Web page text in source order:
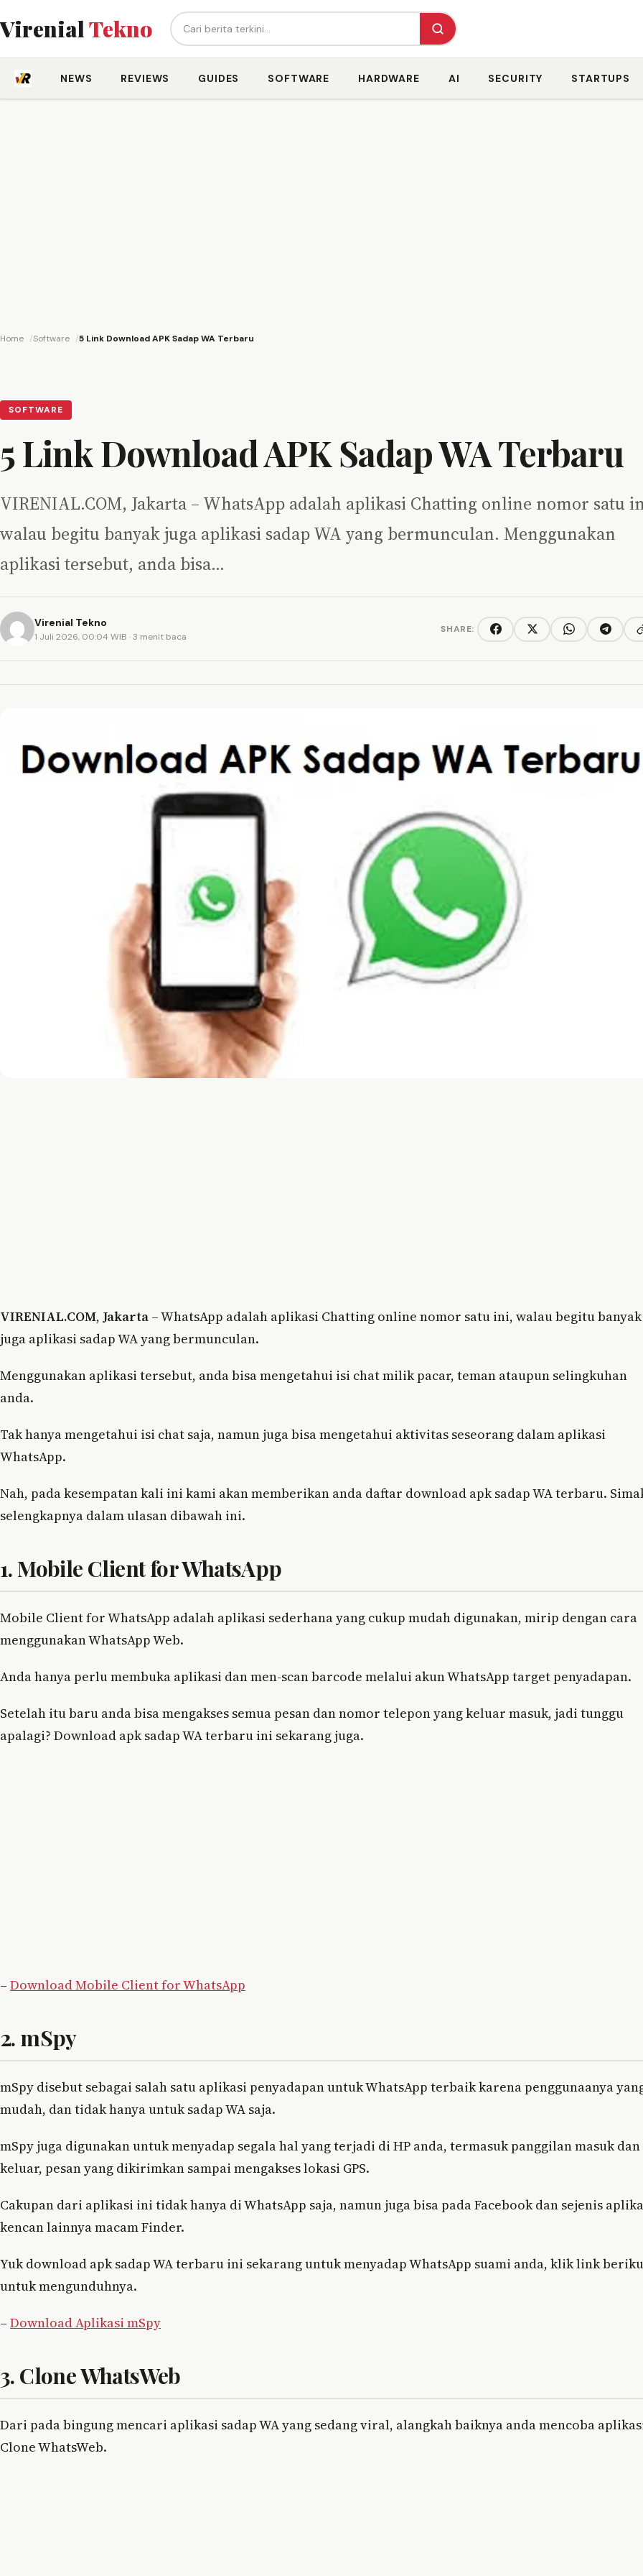
VirenialTekno Cari berita...
NEWS REVIEWS GUIDES SOFTWARE HARDWARE AI SECURITY STARTUPS
Home Software 5 Link Download APK Sadap WA Terbaru
SOFTWARE
5 Link Download APK Sadap WA Terbaru
VIRENIAL.COM, Jakarta – WhatsApp adalah aplikasi Chatting online nomor satu
walau begitu banyak juga aplikasi sadap WA yang bermunculan. Menggunakan
aplikasi tersebut, anda bisa…
Virenial Tekno
1 Juli 2026, 00:04 WIB · 3 menit baca
SHARE: FacebookTwitter/XWhatsAppTelegram
VIRENIAL.COM, Jakarta – WhatsApp adalah aplikasi Chatting online nomor satu ini, walau begitu banyak
juga aplikasi sadap WA yang bermunculan.
Menggunakan aplikasi tersebut, anda bisa mengetahui isi chat milik pacar, teman ataupun selingkuhan
anda.
Tak hanya mengetahui isi chat saja, namun juga bisa mengetahui aktivitas seseorang dalam aplikasi
WhatsApp.
Nah, pada kesempatan kali ini kami akan memberikan anda daftar download apk sadap WA terbaru.
selengkapnya dalam ulasan dibawah ini.
1. Mobile Client for WhatsApp
Mobile Client for WhatsApp adalah aplikasi sederhana yang cukup mudah digunakan, mirip dengan cara
menggunakan WhatsApp Web.
Anda hanya perlu membuka aplikasi dan men-scan barcode melalui akun WhatsApp target penyadapan.
Setelah itu baru anda bisa mengakses semua pesan dan nomor telepon yang keluar masuk, jadi tunggu
apalagi? Download apk sadap WA terbaru ini sekarang juga.
– Download Mobile Client for WhatsApp
2. mSpy
mSpy disebut sebagai salah satu aplikasi penyadapan untuk WhatsApp terbaik karena penggunaanya
mudah, dan tidak hanya untuk sadap WA saja.
mSpy juga digunakan untuk menyadap segala hal yang terjadi di HP anda, termasuk panggilan masuk dan
keluar, pesan yang dikirimkan sampai mengakses lokasi GPS.
Cakupan dari aplikasi ini tidak hanya di WhatsApp saja, namun juga bisa pada Facebook dan sejenis
kencan lainnya macam Finder.
Yuk download apk sadap WA terbaru ini sekarang untuk menyadap WhatsApp suami anda, klik link
untuk mengunduhnya.
– Download Aplikasi mSpy
3. Clone WhatsWeb
Dari pada bingung mencari aplikasi sadap WA yang sedang viral, alangkah baiknya anda mencoba
Clone WhatsWeb.